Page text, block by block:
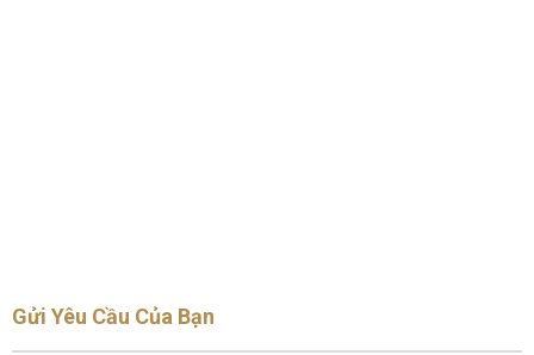
Gửi Yêu Cầu Của Bạn